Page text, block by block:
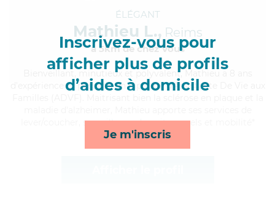
Inscrivez-vous pour
afficher plus de profils
d’aides à domicile
Je m'inscris
ÉLÉGANT
Mathieu L., Reims
à 5km de chez Vous
, minutieux et polyvalent, Mathieu a 8 ans
d'expérience et possède un diplôme d'Assistante De Vie aux
lever/coucher, surveillance de nuit, rappels et mobilité*